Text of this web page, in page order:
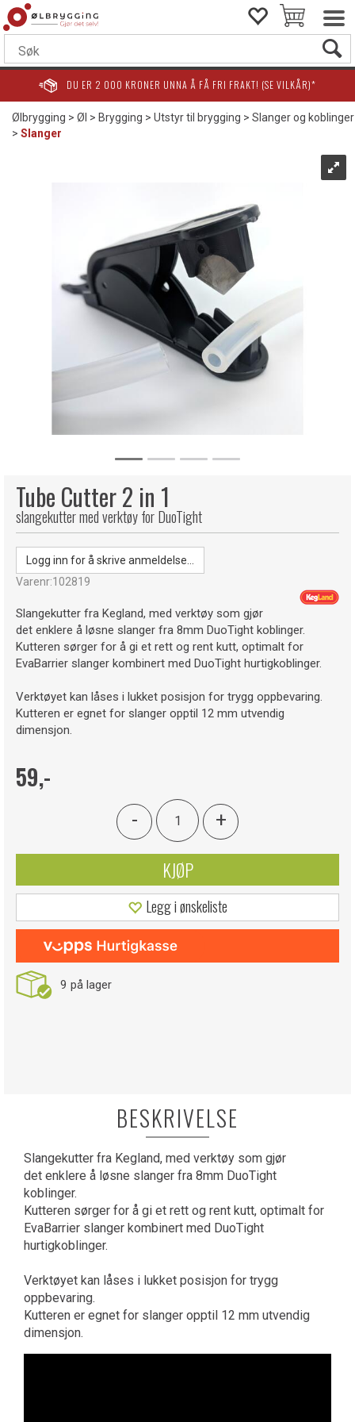
DU ER 2 000 KRONER UNNA Å FÅ FRI FRAKT! (SE VILKÅR)*
Ølbrygging>Øl >Brygging>Utstyr til brygging>Slanger og koblinger
>Slanger
Tube Cutter 2 in 1
slangekutter med verktøy for DuoTight
Logg inn for å skrive anmeldelse...
Varenr:102819
Slangekutter fra Kegland, med verktøy som gjør
det enklere å løsne slanger fra 8mm DuoTight koblinger.
Kutteren sørger for å gi et rett og rent kutt, optimalt for
EvaBarrier slanger kombinert med DuoTight hurtigkoblinger.
Verktøyet kan låses i lukket posisjon for trygg oppbevaring.
Kutteren er egnet for slanger opptil 12 mm utvendig
dimensjon.
59,-
- +
KJØP
Legg i ønskeliste
9 på lager
BESKRIVELSE
Slangekutter fra Kegland, med verktøy som gjør
det enklere å løsne slanger fra 8mm DuoTight
koblinger.
Kutteren sørger for å gi et rett og rent kutt, optimalt for
EvaBarrier slanger kombinert med DuoTight
hurtigkoblinger.
Verktøyet kan låses i lukket posisjon for trygg
oppbevaring.
Kutteren er egnet for slanger opptil 12 mm utvendig
dimensjon.